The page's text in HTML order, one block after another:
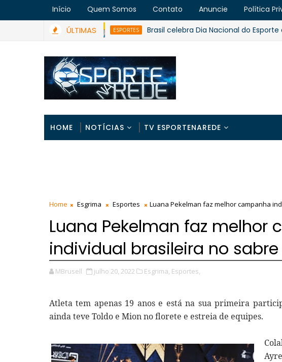
Início Quem Somos Contato Anuncie Política
ÚLTIMASESPORTES Brasil celebra Dia Nacional do Esporte e Dia
HOME NOTÍCIAS TV ESPORTENAREDE
Home Esgrima Esportes Luana Pekelman faz melhor campanha
Luana Pekelman faz melhor
individual brasileira no
MBrusell julho 20, 2022 Esgrima, Esportes,
Atleta tem apenas 19 anos e está na sua primeira
ainda teve Toldo e Mion no florete e estreia de equipes.